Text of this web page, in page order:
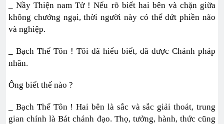
_ Nầy Thiện nam Tử ! Nếu rõ biết hai bên và chặn giữa
không chướng ngại, thời người này có thể dứt phiền não
và nghiệp.
_ Bạch Thế Tôn ! Tôi đã hiểu biết, đã được Chánh pháp
nhãn.
Ông biết thế nào ?
_ Bạch Thế Tôn ! Hai bên là sắc và sắc giải thoát, trung
gian chính là Bát chánh đạo. Thọ, tưởng, hành, thức cũng